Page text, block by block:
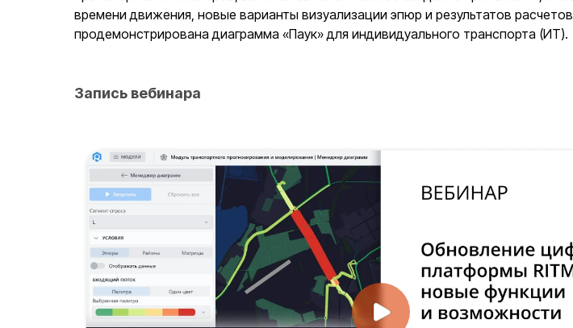
времени движения, новые варианты визуализации эпюр и результатов
продемонстрирована диаграмма «Паук» для индивидуального транспорта (ИТ).
Запись вебинара